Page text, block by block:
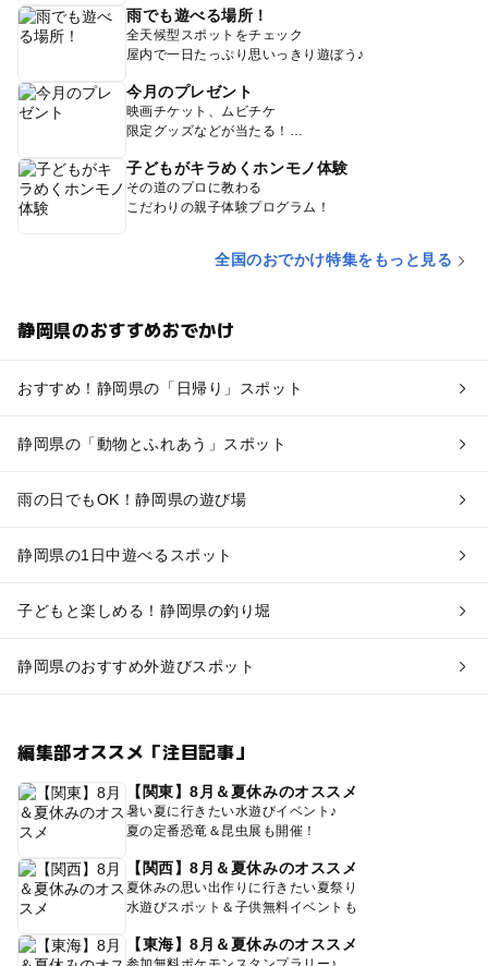
雨でも遊べる場所！
全天候型スポットをチェック
屋内で一日たっぷり思いっきり遊ぼう♪
今月のプレゼント
映画チケット、ムビチケ
限定グッズなどが当たる！
子どもがキラめくホンモノ体験
その道のプロに教わる
こだわりの親子体験プログラム！
全国のおでかけ特集をもっと見る
静岡県のおすすめおでかけ
おすすめ！静岡県の「日帰り」スポット
静岡県の「動物とふれあう」スポット
雨の日でもOK！静岡県の遊び場
静岡県の1日中遊べるスポット
子どもと楽しめる！静岡県の釣り堀
静岡県のおすすめ外遊びスポット
編集部オススメ「注目記事」
【関東】8月＆夏休みのオススメ
暑い夏に行きたい水遊びイベント♪
夏の定番恐竜＆昆虫展も開催！
【関西】8月＆夏休みのオススメ
夏休みの思い出作りに行きたい夏祭り
水遊びスポット＆子供無料イベントも
【東海】8月＆夏休みのオススメ